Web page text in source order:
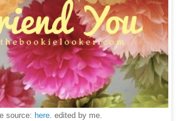
source: here. edited by me.